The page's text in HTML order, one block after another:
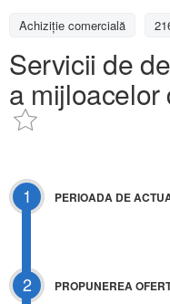
Achizițiе comercială
Servicii de
a
1 PERIOADA DE
2 PROPUNEREA